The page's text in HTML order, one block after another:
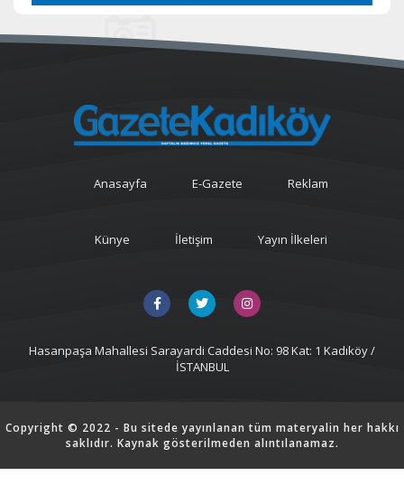
Anasayfa E-Gazete Reklam
Künye İletişim Yayın İlkeleri
Hasanpaşa Mahallesi Sarayardi Caddesi No: 98 Kat: 1 Kadıköy /
İSTANBUL
Copyright © 2022 - Bu sitede yayınlanan tüm materyalin her hakkı
saklıdır. Kaynak gösterilmeden alıntılanamaz.